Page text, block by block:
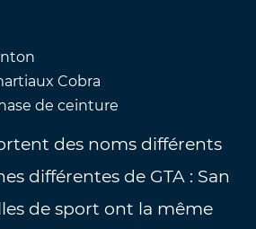
Cobra
de ceinture
des noms différents
différentes de GTA : San
de sport ont la même